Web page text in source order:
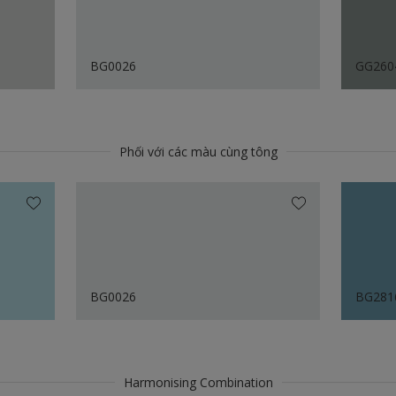
BG0026
Phối với các màu cùng tông
BG0026
Harmonising Combination